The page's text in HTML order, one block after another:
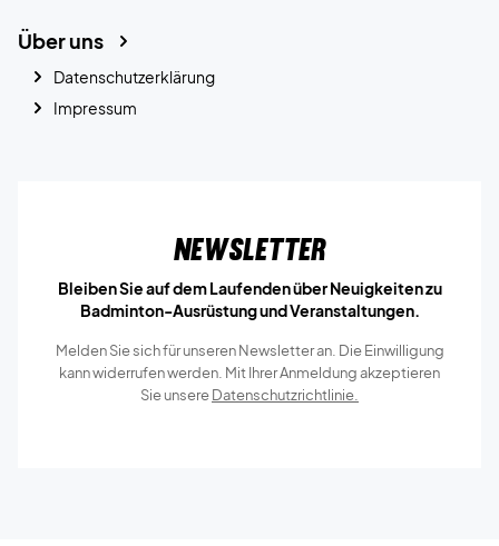
Über uns
Datenschutzerklärung
Impressum
Newsletter
Bleiben Sie auf dem Laufenden über Neuigkeiten zu
Badminton-Ausrüstung und Veranstaltungen.
Melden Sie sich für unseren Newsletter an. Die Einwilligung
kann widerrufen werden. Mit Ihrer Anmeldung akzeptieren
Sie unsereDatenschutzrichtlinie.